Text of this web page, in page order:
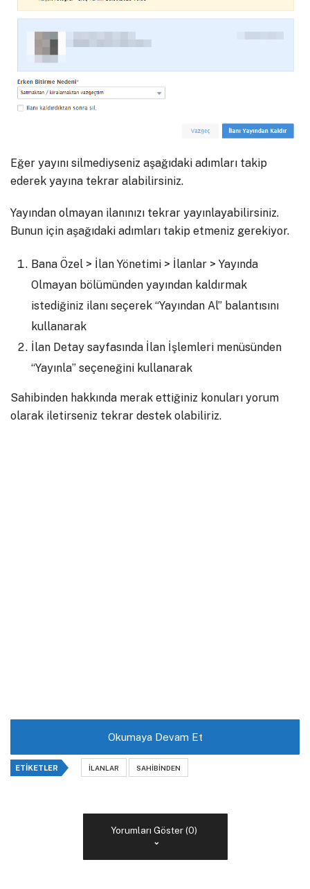
Eğer yayını silmediyseniz aşağıdaki adımları takip
ederek yayına tekrar alabilirsiniz.
Yayından olmayan ilanınızı tekrar yayınlayabilirsiniz.
Bunun için aşağıdaki adımları takip etmeniz gerekiyor.
Bana Özel > İlan Yönetimi > İlanlar > Yayında
Olmayan bölümünden yayından kaldırmak
istediğiniz ilanı seçerek “Yayından Al” balantısını
kullanarak
İlan Detay sayfasında İlan İşlemleri menüsünden
“Yayınla” seçeneğini kullanarak
Sahibinden hakkında merak ettiğiniz konuları yorum
olarak iletirseniz tekrar destek olabiliriz.
Okumaya Devam Et
ETIKETLER İLANLAR SAHIBINDEN
Yorumları Göster (0)